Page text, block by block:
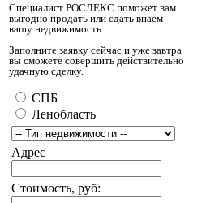
Специалист РОСЛЕКС поможет вам
выгодно продать или сдать внаем
вашу недвижимость.
Заполните заявку сейчас и уже завтра
вы сможете совершить действительно
удачную сделку.
СПБ
Ленобласть
Адрес
Стоимость, руб: